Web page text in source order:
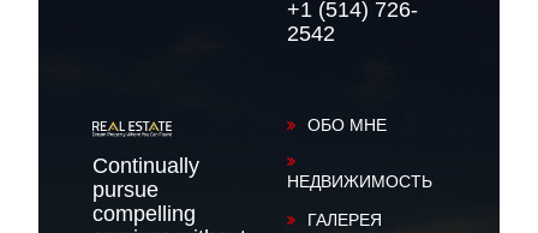
+1 (514) 726-
2542
Continually
pursue
compelling
ОБО МНЕ
НЕДВИЖИМОСТЬ
ГАЛЕРЕЯ